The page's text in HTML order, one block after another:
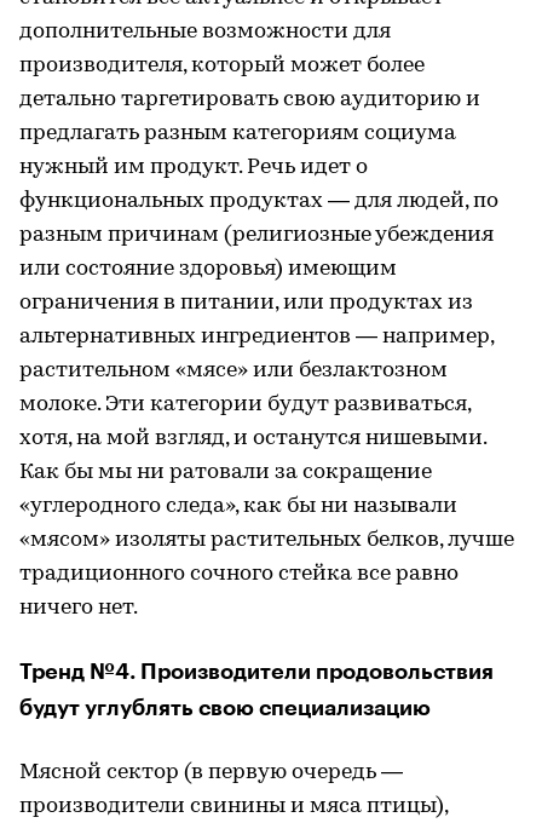
дополнительные возможности для
производителя, который может более
детально таргетировать свою аудиторию и
предлагать разным категориям социума
нужный им продукт. Речь идет о
функциональных продуктах — для людей, по
разным причинам (религиозные убеждения
или состояние здоровья) имеющим
ограничения в питании, или продуктах из
альтернативных ингредиентов — например,
растительном «мясе» или безлактозном
молоке. Эти категории будут развиваться,
хотя, на мой взгляд, и останутся нишевыми.
Как бы мы ни ратовали за сокращение
«углеродного следа», как бы ни называли
«мясом» изоляты растительных белков, лучше
традиционного сочного стейка все равно
ничего нет.
Тренд №4. Производители продовольствия
будут углублять свою специализацию
Мясной сектор (в первую очередь —
производители свинины и мяса птицы),